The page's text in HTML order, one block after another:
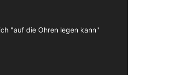
"auf die Ohren legen kann"